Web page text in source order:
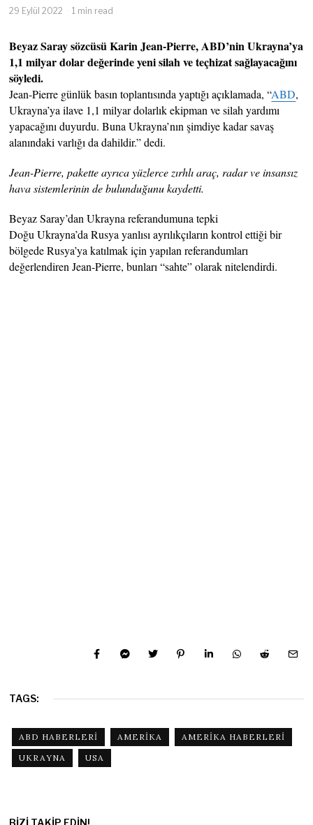
29 Eylül 2022 1 min read
Beyaz Saray sözcüsü Karin Jean-Pierre, ABD’nin Ukrayna’ya
1,1 milyar dolar değerinde yeni silah ve teçhizat sağlayacağını
söyledi.
Jean-Pierre günlük basın toplantısında yaptığı açıklamada, “ABD,
Ukrayna’ya ilave 1,1 milyar dolarlık ekipman ve silah yardımı
yapacağını duyurdu. Buna Ukrayna’nın şimdiye kadar savaş
alanındaki varlığı da dahildir.” dedi.
Jean-Pierre, pakette ayrıca yüzlerce zırhlı araç, radar ve insansız
hava sistemlerinin de bulunduğunu kaydetti.
Beyaz Saray’dan Ukrayna referandumuna tepki
Doğu Ukrayna’da Rusya yanlısı ayrılıkçıların kontrol ettiği bir
bölgede Rusya’ya katılmak için yapılan referandumları
değerlendiren Jean-Pierre, bunları “sahte” olarak nitelendirdi.
TAGS:
ABD HABERLERI AMERIKA
AMERIKA HABERLERI
UKRAYNA
USA
BIZI TAKIP EDIN!